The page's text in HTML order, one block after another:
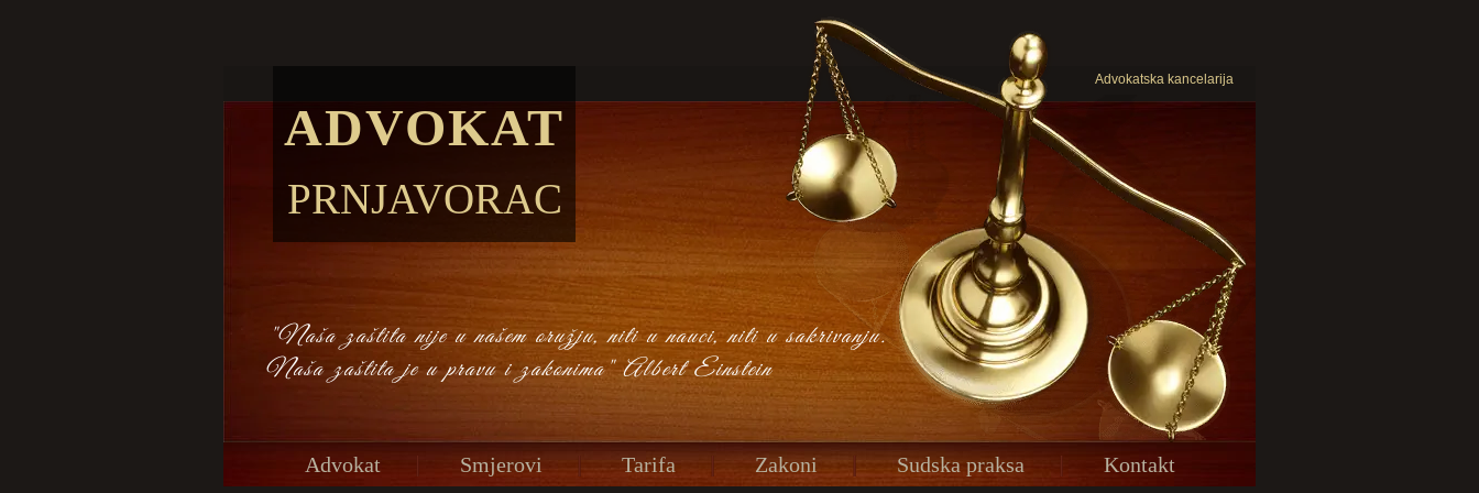
Advokatska kancelarija
ADVOKAT
PRNJAVORAC
"Naša zaštita nije u našem oružju, niti u nauci, niti u sakrivanju.
Naša zaštita je u pravu i zakonima" Albert Einstein
Advokat Smjerovi Tarifa Zakoni Sudska praksa Kontakt